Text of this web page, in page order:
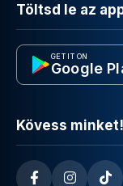
Töltsd le az
GET IT ON
Google
Kövess minket!